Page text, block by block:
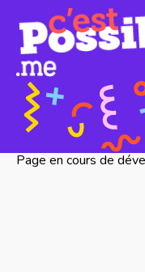
Page en cours de